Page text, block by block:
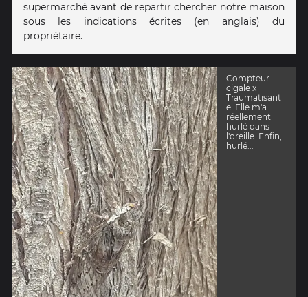
supermarché avant de repartir chercher notre maison
sous les indications écrites (en anglais) du
propriétaire.
Compteur
cigale x1
Traumatisant
e. Elle m'a
réellement
hurlé dans
l'oreille. Enfin,
hurlé...